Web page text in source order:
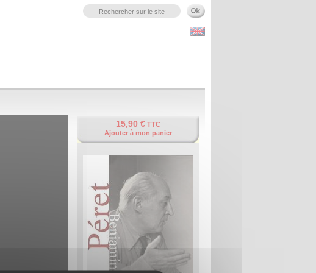
15,90 €TTC
Ajouter à mon panier